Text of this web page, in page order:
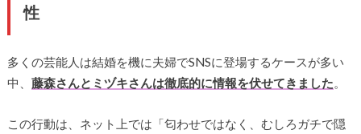
性
多くの芸能人は結婚を機に夫婦でSNSに登場するケースが多い
中、 藤森さんとミヅキさんは徹底的に情報を伏せてきました。
この行動は、ネット上では「匂わせではなく、むしろガチで隠